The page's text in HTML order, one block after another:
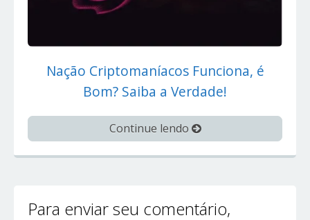
Nação Criptomaníacos Funciona, é
Bom? Saiba a Verdade!
Continue lendo
Para enviar seu comentário,